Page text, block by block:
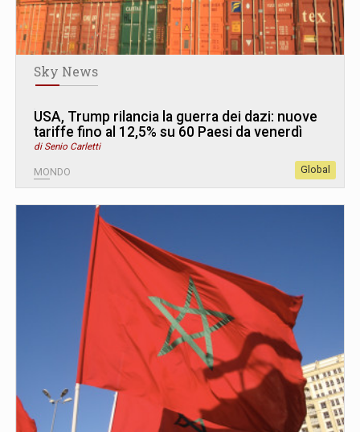
Sky News
USA, Trump rilancia la guerra dei dazi: nuove
tariffe fino al 12,5% su 60 Paesi da venerdì
di Senio Carletti
MONDO Global